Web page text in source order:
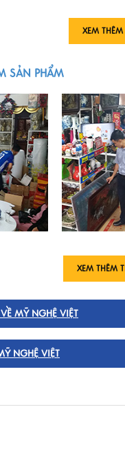
XEM
SẢN PHẨM
XEM THÊM
MỸ NGHỆ VIỆT
NGHỆ VIỆT